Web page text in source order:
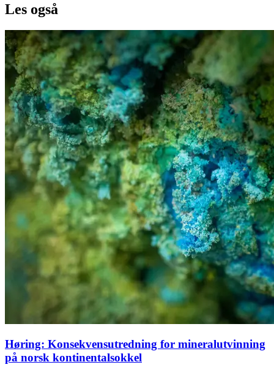
Les også
Høring: Konsekvensutredning for mineralutvinning
på norsk kontinentalsokkel